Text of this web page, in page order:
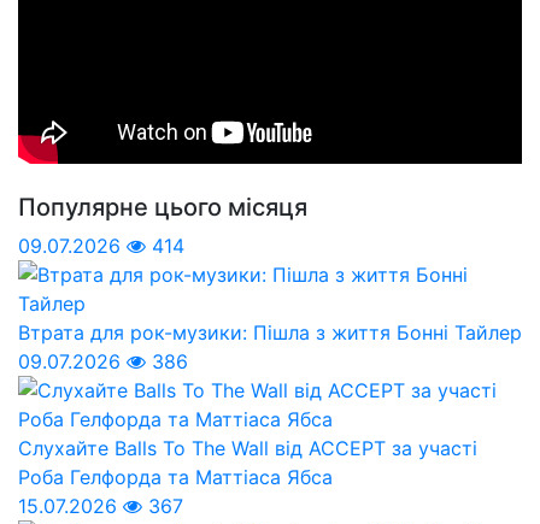
Популярне цього місяця
09.07.2026 414
Втрата для рок-музики: Пішла з життя Бонні Тайлер
09.07.2026
386
Слухайте Balls To The Wall від ACCEPT за участі
Роба Гелфорда та Маттіаса Ябса
15.07.2026
367